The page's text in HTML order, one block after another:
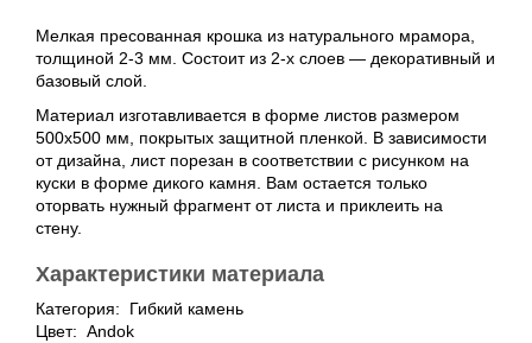
Мелкая пресованная крошка из натурального мрамора,
толщиной 2-3 мм. Состоит из 2-х слоев — декоративный и
базовый слой.
Материал изготавливается в форме листов размером
500х500 мм, покрытых защитной пленкой. В зависимости
от дизайна, лист порезан в соответствии с рисунком на
куски в форме дикого камня. Вам остается только
оторвать нужный фрагмент от листа и приклеить на
стену.
Характеристики материала
Категория: Гибкий камень
Цвет: Andok